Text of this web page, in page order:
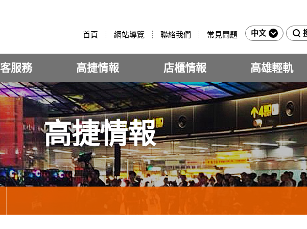
首頁 網站導覽 聯絡我們 常見問題 中文
服務 高捷情報 店櫃情報 高雄輕軌
高捷情報